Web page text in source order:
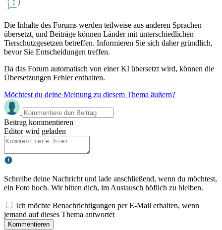
Die Inhalte des Forums werden teilweise aus anderen Sprachen
übersetzt, und Beiträge können Länder mit unterschiedlichen
Tierschutzgesetzen betreffen. Informieren Sie sich daher gründlich,
bevor Sie Entscheidungen treffen.
Da das Forum automatisch von einer KI übersetzt wird, können die
Übersetzungen Fehler enthalten.
Möchtest du deine Meinung zu diesem Thema äußern?
Beitrag kommentieren
Editor wird geladen
Schreibe deine Nachricht und lade anschließend, wenn du möchtest,
ein Foto hoch. Wir bitten dich, im Austausch höflich zu bleiben.
Ich möchte Benachrichtigungen per E-Mail erhalten, wenn
jemand auf dieses Thema antwortet
Kommentieren